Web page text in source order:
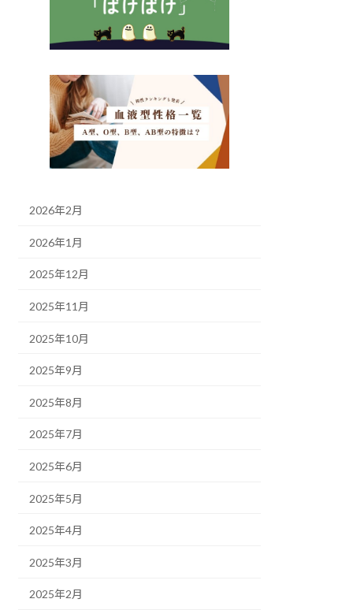
2026年2月
2026年1月
2025年12月
2025年11月
2025年10月
2025年9月
2025年8月
2025年7月
2025年6月
2025年5月
2025年4月
2025年3月
2025年2月